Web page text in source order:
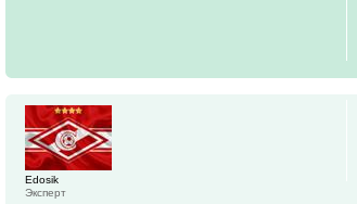
Edosik
Эксперт